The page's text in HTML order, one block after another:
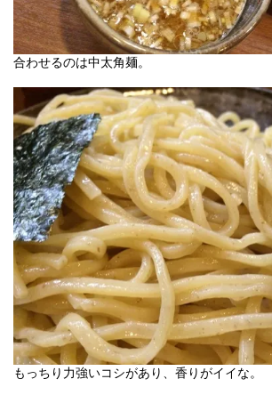
合わせるのは中太角麺。
もっちり力強いコシがあり、香りがイイな。